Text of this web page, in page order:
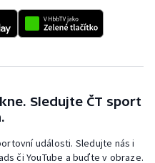
Sledujte ČT sport
události. Sledujte nás i
či YouTube a buďte v obraze.